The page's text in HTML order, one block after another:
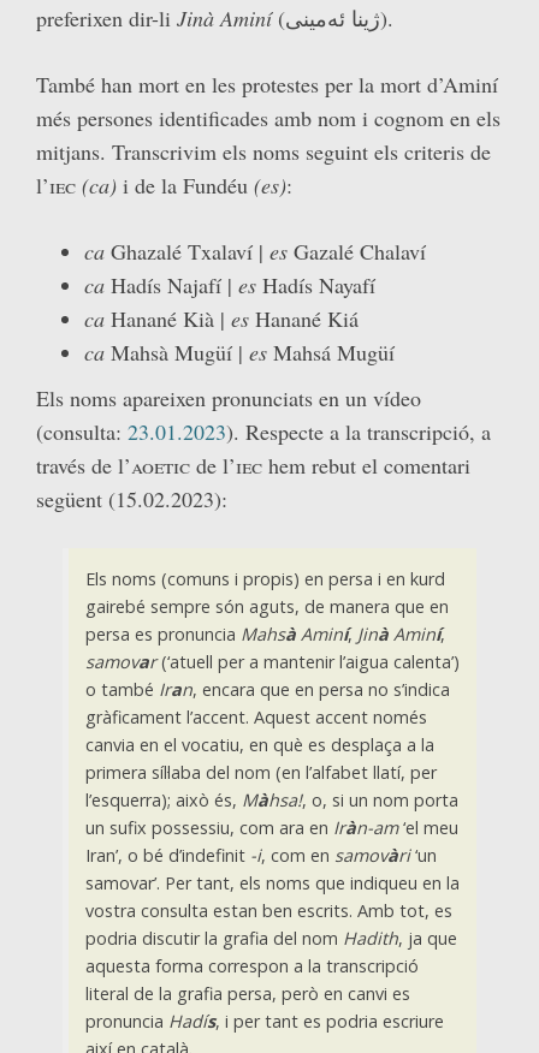
preferixen dir-li Jinà Aminí (ژینا ئەمینی).
També han mort en les protestes per la mort d’Aminí
més persones identificades amb nom i cognom en els
mitjans. Transcrivim els noms seguint els criteris de
l’iec (ca) i de la Fundéu (es):
ca Ghazalé Txalaví | es Gazalé Chalaví
ca Hadís Najafí | es Hadís Nayafí
ca Hanané Kià | es Hanané Kiá
ca Mahsà Mugüí | es Mahsá Mugüí
Els noms apareixen pronunciats en un vídeo
(consulta: 23.01.2023). Respecte a la transcripció, a
través de l’aoetic de l’iec hem rebut el comentari
següent (15.02.2023):
Els noms (comuns i propis) en persa i en kurd
gairebé sempre són aguts, de manera que en
persa es pronuncia MahsàAminí, JinàAminí,
samovar(‘atuell per a mantenir l’aigua calenta’)
o també Iran, encara que en persa no s’indica
gràficament l’accent. Aquest accent només
canvia en el vocatiu, en què es desplaça a la
primera síl·laba del nom (en l’alfabet llatí, per
l’esquerra); això és, Màhsa!, o, si un nom porta
un sufix possessiu, com ara en Iràn-am‘el meu
Iran’, o bé d’indefinit -i, com en samovàri‘un
samovar’. Per tant, els noms que indiqueu en la
vostra consulta estan ben escrits. Amb tot, es
podria discutir la grafia del nom Hadith, ja que
aquesta forma correspon a la transcripció
literal de la grafia persa, però en canvi es
pronuncia Hadís, i per tant es podria escriure